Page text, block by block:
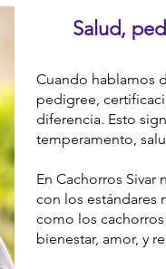
Salud,
Cuando hablamos
pedigree,
diferencia. Esto
temperamento,
En Cachorros Sivar
con los estándares
como los
bienestar, amor, y